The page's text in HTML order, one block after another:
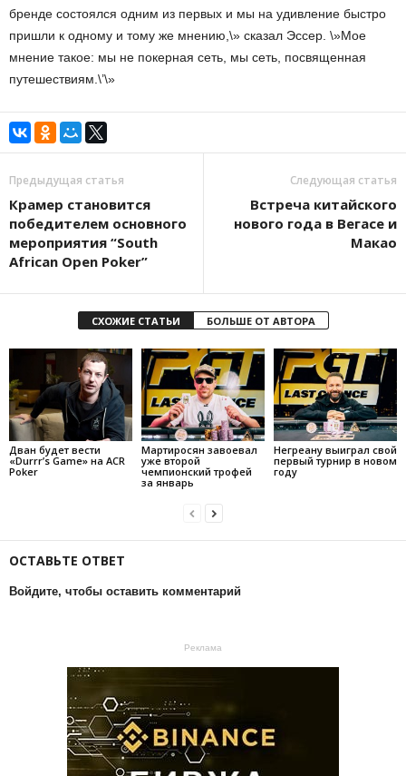
бренде состоялся одним из первых и мы на удивление быстро
пришли к одному и тому же мнению,\» сказал Эссер. \»Мое
мнение такое: мы не покерная сеть, мы сеть, посвященная
путешествиям.\’\»
Предыдущая статья
Крамер становится
победителем основного
мероприятия “South
African Open Poker”
Следующая статья
Встреча китайского
нового года в Вегасе и
Макао
СХОЖИЕ СТАТЬИ БОЛЬШЕ ОТ АВТОРА
Дван будет вести
«Durrr’s Game» на ACR
Poker
Мартиросян завоевал
уже второй
чемпионский трофей
за январь
Негреану выиграл свой
первый турнир в новом
году
ОСТАВЬТЕ ОТВЕТ
Войдите, чтобы оставить комментарий
Реклама